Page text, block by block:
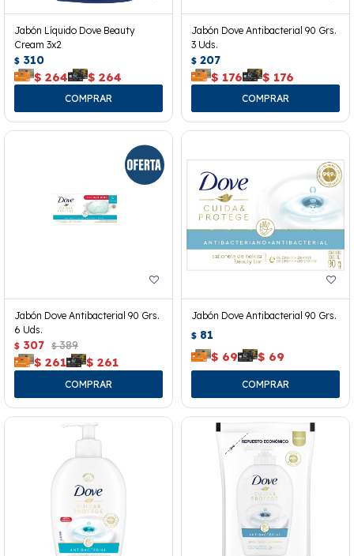
Jabón Líquido Dove Beauty
Cream 3x2
$ 310
$ 264 $ 264
Jabón Dove Antibacterial 90 Grs.
3 Uds.
$ 207
$ 176 $ 176
Jabón Dove Antibacterial 90 Grs.
6 Uds.
$ 307 $ 389
$ 261 $ 261
Jabón Dove Antibacterial 90 Grs.
$ 81
$ 69 $ 69